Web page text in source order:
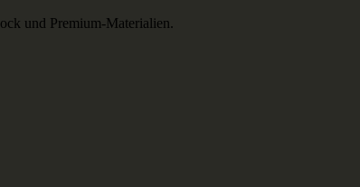
und Premium-Materialien.